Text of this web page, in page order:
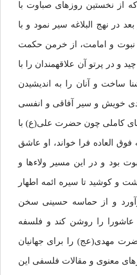
از نخستين روزهاى صباوت با
در نهج البلاغه سير نمود و با
و امامت، از خرمن حكمت
و در پرتو آن علاقه‏مندان را با
ساخت و آنان را به انديشيدن
خويش و سير آفاقى و انفسى
كاملى چون حضرت على(ع) با
فوق العاده فرا خواند، او عاشق
بود و در اين مسير ولاءها و
گشت و كوشيد تا سيره ائمه اطهار
و از حماسه حسينى سخن
عاشورا را روشن كند و فلسفه
مهدى(عج) را براى جهانيان
معنوى و مقالات فلسفى اين